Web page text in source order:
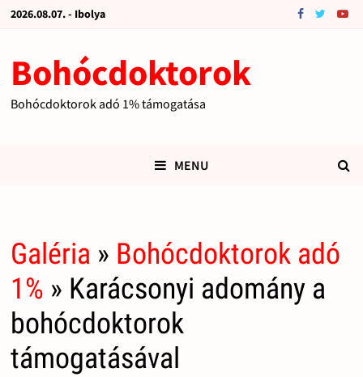
2026.08.07. - Ibolya
Bohócdoktorok
Bohócdoktorok adó 1% támogatása
MENU
Galéria » Bohócdoktorok adó
1% » Karácsonyi adomány a
bohócdoktorok
támogatásával